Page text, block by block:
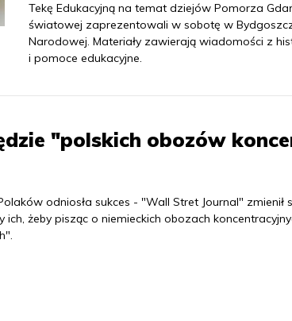
Tekę Edukacyjną na temat dziejów Pomorza
światowej zaprezentowali w sobotę w
Narodowej. Materiały zawierają wiadomości z
i pomoce edukacyjne.
"polskich obozów
odniosła sukces - "Wall Stret Journal" zmienił
ich, żeby pisząc o niemieckich obozach